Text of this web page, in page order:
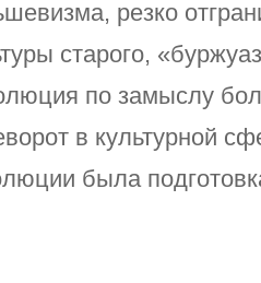
резко
старого,
по замыслу
в культурной
была